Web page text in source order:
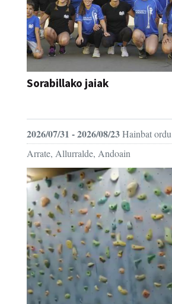
Sorabillako jaiak
2026/07/31 - 2026/08/23Hainbat ordu
Arrate, Allurralde, Andoain